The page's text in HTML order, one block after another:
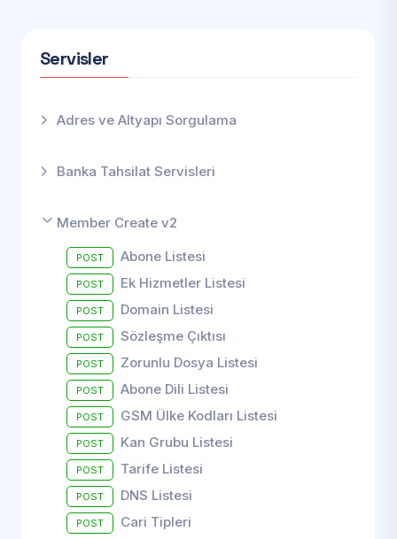
Servisler
Adres ve Altyapı Sorgulama
Banka Tahsilat Servisleri
Member Create v2
POST Abone Listesi
POST Ek Hizmetler Listesi
POST Domain Listesi
POST Sözleşme Çıktısı
POST Zorunlu Dosya Listesi
POST Abone Dili Listesi
POST GSM Ülke Kodları Listesi
POST Kan Grubu Listesi
POST Tarife Listesi
POST DNS Listesi
POST Cari Tipleri